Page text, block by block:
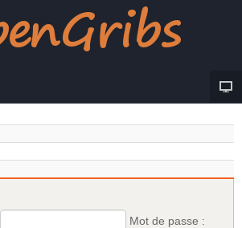
Mot de passe :